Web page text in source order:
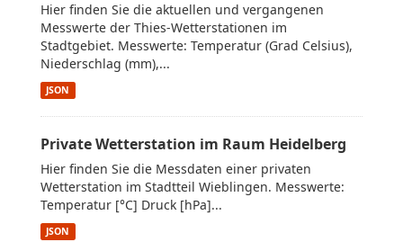
Hier finden Sie die aktuellen und vergangenen
Messwerte der Thies-Wetterstationen im
Stadtgebiet. Messwerte: Temperatur (Grad Celsius),
Niederschlag (mm),...
JSON
Private Wetterstation im Raum Heidelberg
Hier finden Sie die Messdaten einer privaten
Wetterstation im Stadtteil Wieblingen. Messwerte:
Temperatur [°C] Druck [hPa]...
JSON